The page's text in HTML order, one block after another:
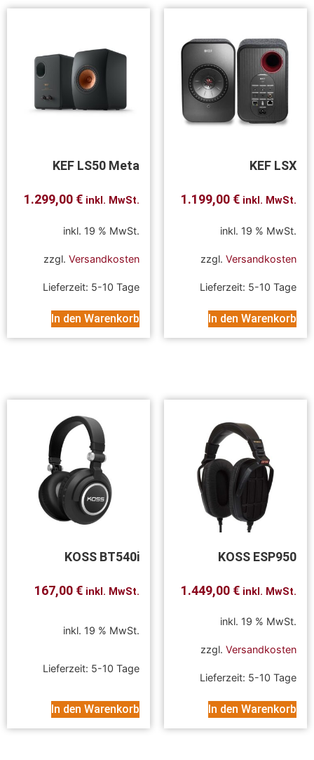
KEF LS50 Meta
1.299,00 € inkl. MwSt.
inkl. 19 % MwSt.
zzgl. Versandkosten
Lieferzeit: 5-10 Tage
In den Warenkorb
KEF LSX
1.199,00 € inkl. MwSt.
inkl. 19 % MwSt.
zzgl. Versandkosten
Lieferzeit: 5-10 Tage
In den Warenkorb
KOSS BT540i
167,00 € inkl. MwSt.
inkl. 19 % MwSt.
Lieferzeit: 5-10 Tage
In den Warenkorb
KOSS ESP950
1.449,00 € inkl. MwSt.
inkl. 19 % MwSt.
zzgl. Versandkosten
Lieferzeit: 5-10 Tage
In den Warenkorb